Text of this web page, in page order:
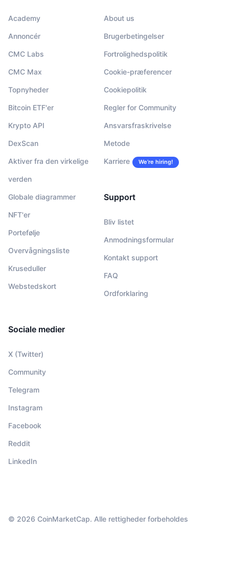
Academy
Annoncér
CMC Labs
CMC Max
Topnyheder
Bitcoin ETF'er
Krypto API
DexScan
Aktiver fra den virkelige
verden
Globale diagrammer
NFT'er
Portefølje
Overvågningsliste
Kruseduller
Webstedskort
About us
Brugerbetingelser
Fortrolighedspolitik
Cookie-præferencer
Cookiepolitik
Regler for Community
Ansvarsfraskrivelse
Metode
Karriere We’re hiring!
Support
Bliv listet
Anmodningsformular
Kontakt support
FAQ
Ordforklaring
Sociale medier
X (Twitter)
Community
Telegram
Instagram
Facebook
Reddit
LinkedIn
© 2026 CoinMarketCap. Alle rettigheder forbeholdes